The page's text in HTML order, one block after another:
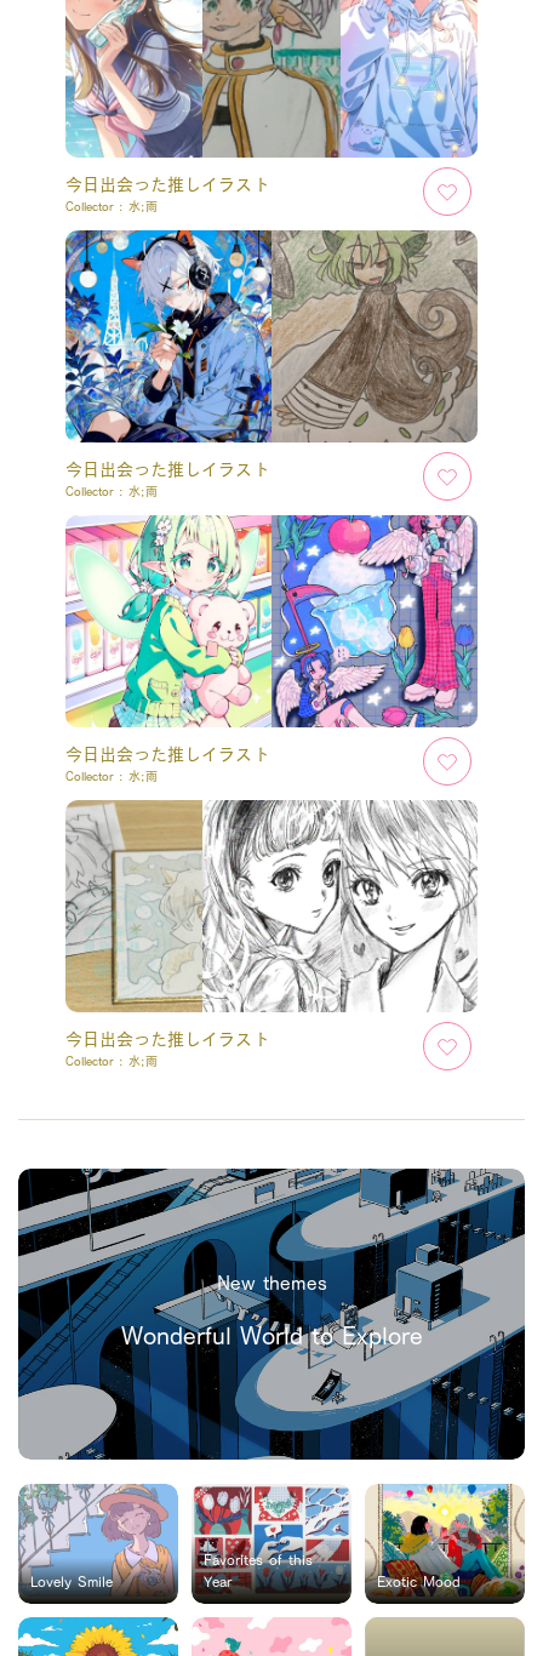
今日出会った推しイラスト
Collector : 水;雨
今日出会った推しイラスト
Collector : 水;雨
今日出会った推しイラスト
Collector : 水;雨
今日出会った推しイラスト
Collector : 水;雨
New themes
Wonderful World to Explore
Lovely Smile
Favorites of this
Year
Exotic Mood